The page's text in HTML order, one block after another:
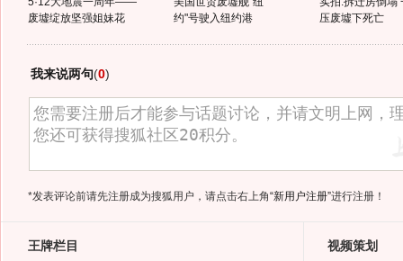
废墟绽放坚强姐妹花
约"号驶入纽约港
压废墟下死亡
我来说两句(0)
*发表评论前请先注册成为搜狐用户，请点击右上角“新用户注册”进行注册！
王牌栏目 视频策划